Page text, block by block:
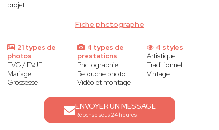
Fiche photographe
projet.
21 types de
photos
EVG / EVJF
Mariage
Grossesse
4 types de
prestations
Photographie
Retouche photo
Vidéo et montage
4 styles
Artistique
Traditionnel
Vintage
ENVOYER UN MESSAGE
Réponse sous 24 heures